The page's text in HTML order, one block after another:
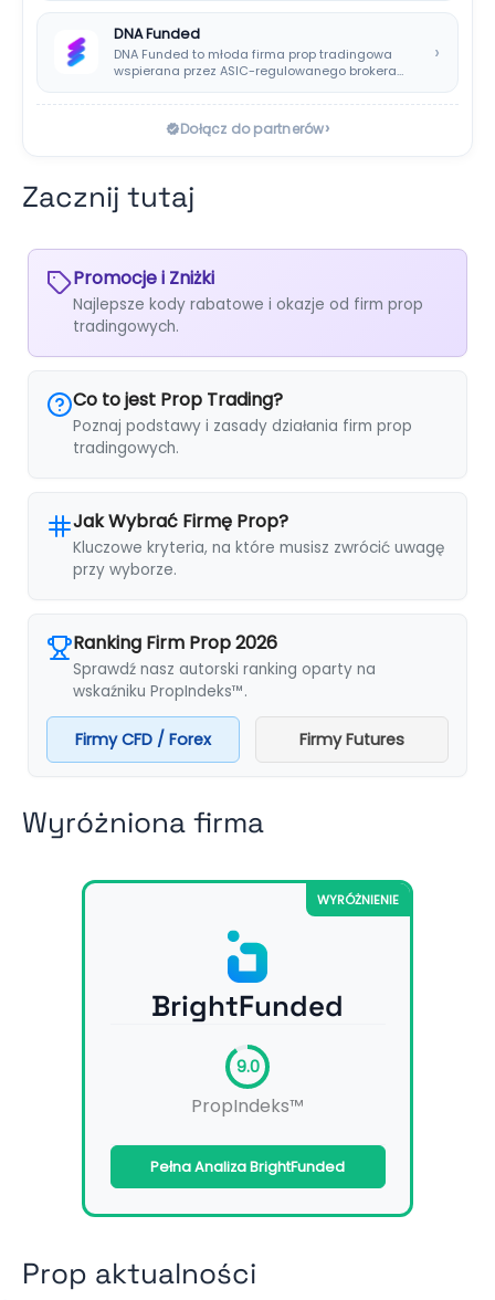
DNA Funded
DNA Funded to młoda firma prop tradingowa
wspierana przez ASIC-regulowanego brokera
›
Dołącz do partnerów›
Zacznij tutaj
Promocje i Zniżki
Najlepsze kody rabatowe i okazje od firm prop
tradingowych.
Co to jest Prop Trading?
Poznaj podstawy i zasady działania firm prop
tradingowych.
Jak Wybrać Firmę Prop?
Kluczowe kryteria, na które musisz zwrócić uwagę
przy wyborze.
Ranking Firm Prop 2026
Sprawdź nasz autorski ranking oparty na
wskaźniku PropIndeks™.
Firmy CFD / Forex Firmy Futures
Wyróżniona firma
WYRÓŻNIENIE
BrightFunded
9.0
PropIndeks™
Pełna Analiza BrightFunded
Prop aktualności